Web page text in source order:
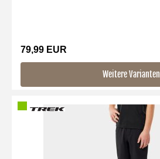
79,99 EUR
Weitere Varianten